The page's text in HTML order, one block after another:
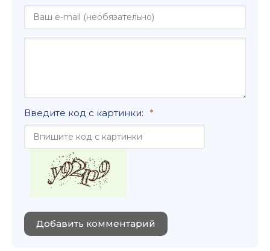
Введите код с картинки:
Добавить комментарий